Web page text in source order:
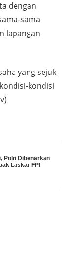
dengan
sama
lapangan
yang sejuk
kondisi
Polri Dibenarkan
Laskar FPI